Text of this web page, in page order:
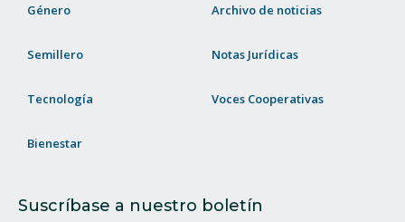
Género
Semillero
Tecnología
Bienestar
Archivo de noticias
Notas Jurídicas
Voces Cooperativas
Suscríbase a nuestro boletín